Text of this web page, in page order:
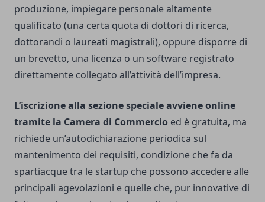
produzione, impiegare personale altamente
qualificato (una certa quota di dottori di ricerca,
dottorandi o laureati magistrali), oppure disporre di
un brevetto, una licenza o un software registrato
direttamente collegato all’attività dell’impresa.
L’iscrizione alla sezione speciale avviene online
tramite la Camera di Commercio ed è gratuita, ma
richiede un’autodichiarazione periodica sul
mantenimento dei requisiti, condizione che fa da
spartiacque tra le startup che possono accedere alle
principali agevolazioni e quelle che, pur innovative di